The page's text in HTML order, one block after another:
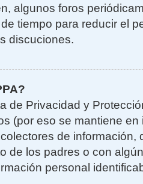
algunos foros
tiempo para reducir el
discuciones.
de Privacidad y
(por eso se mantiene
de información,
de los padres o con
personal